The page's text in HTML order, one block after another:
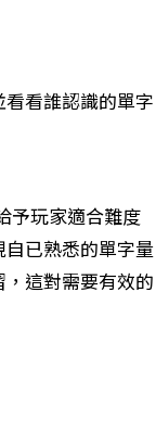
看誰認識的單字
予玩家適合難度
已熟悉的單字量
這對需要有效的